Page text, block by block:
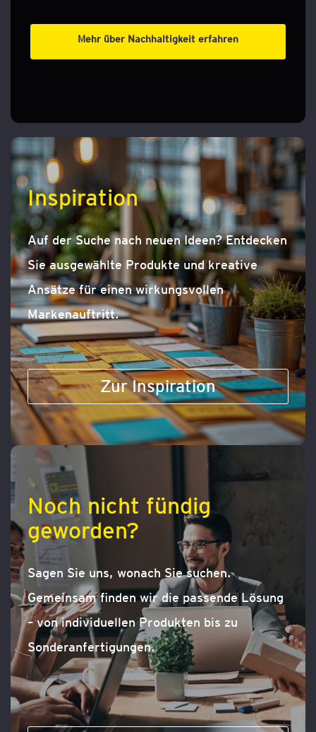
Mehr über Nachhaltigkeit erfahren
Inspiration
Auf der Suche nach neuen Ideen? Entdecken
Sie ausgewählte Produkte und kreative
Ansätze für einen wirkungsvollen
Markenauftritt.
Zur Inspiration
Noch nicht fündig
geworden?
Sagen Sie uns, wonach Sie suchen.
Gemeinsam finden wir die passende Lösung
– von individuellen Produkten bis zu
Sonderanfertigungen.